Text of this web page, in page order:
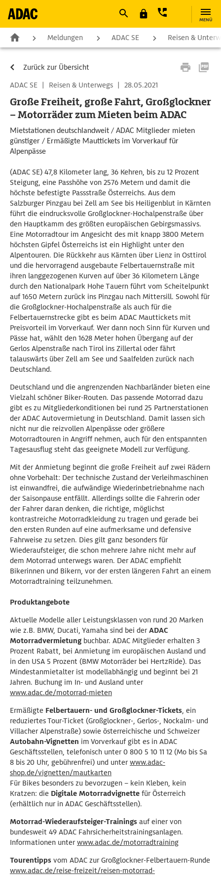
MENÜ
Meldungen ADAC SE Reisen &
Zurück zur Übersicht
ADAC SE | Reisen & Unterwegs | 28.05.2021
Große Freiheit, große Fahrt, Großglockner
– Motorräder zum Mieten beim ADAC
Mietstationen deutschlandweit / ADAC Mitglieder mieten
günstiger / Ermäßigte Mauttickets im Vorverkauf für
Alpenpässe
(ADAC SE) 47,8 Kilometer lang, 36 Kehren, bis zu 12 Prozent
Steigung, eine Passhöhe von 2576 Metern und damit die
höchste befestigte Passstraße Österreichs. Aus dem
Salzburger Pinzgau bei Zell am See bis Heiligenblut in Kärnten
führt die eindrucksvolle Großglockner-Hochalpenstraße über
den Hauptkamm des größten europäischen Gebirgsmassivs.
Eine Motorradtour im Angesicht des mit knapp 3800 Metern
höchsten Gipfel Österreichs ist ein Highlight unter den
Alpentouren. Die Rückkehr aus Kärnten über Lienz in Osttirol
und die hervorragend ausgebaute Felbertauernstraße mit
ihren langgezogenen Kurven auf über 36 Kilometern Länge
durch den Nationalpark Hohe Tauern führt vom Scheitelpunkt
auf 1650 Metern zurück ins Pinzgau nach Mittersill. Sowohl für
die Großglockner-Hochalpenstraße als auch für die
Felbertauernstrecke gibt es beim ADAC Mauttickets mit
Preisvorteil im Vorverkauf. Wer dann noch Sinn für Kurven und
Pässe hat, wählt den 1628 Meter hohen Übergang auf der
Gerlos Alpenstraße nach Tirol ins Zillertal oder fährt
talauswärts über Zell am See und Saalfelden zurück nach
Deutschland.
Deutschland und die angrenzenden Nachbarländer bieten eine
Vielzahl schöner Biker-Routen. Das passende Motorrad dazu
gibt es zu Mitgliederkonditionen bei rund 25 Partnerstationen
der ADAC Autovermietung in Deutschland. Damit lassen sich
nicht nur die reizvollen Alpenpässe oder größere
Motorradtouren in Angriff nehmen, auch für den entspannten
Tagesausflug steht das geeignete Modell zur Verfügung.
Mit der Anmietung beginnt die große Freiheit auf zwei Rädern
ohne Vorbehalt: Der technische Zustand der Verleihmaschinen
ist einwandfrei, die aufwändige Wiederinbetriebnahme nach
der Saisonpause entfällt. Allerdings sollte die Fahrerin oder
der Fahrer daran denken, die richtige, möglichst
kontrastreiche Motorradkleidung zu tragen und gerade bei
den ersten Runden auf eine aufmerksame und defensive
Fahrweise zu setzen. Dies gilt ganz besonders für
Wiederaufsteiger, die schon mehrere Jahre nicht mehr auf
dem Motorrad unterwegs waren. Der ADAC empfiehlt
Bikerinnen und Bikern, vor der ersten längeren Fahrt an einem
Motorradtraining teilzunehmen.
Produktangebote
Aktuelle Modelle aller Leistungsklassen von rund 20 Marken
wie z.B. BMW, Ducati, Yamaha sind bei derADAC
Motorradvermietungbuchbar. ADAC Mitglieder erhalten 3
Prozent Rabatt, bei Anmietung im europäischen Ausland und
in den USA 5 Prozent (BMW Motorräder bei HertzRide). Das
Mindestanmietalter ist modellabhängig und beginnt bei 21
Jahren. Buchung im In- und Ausland unter
www.adac.de/motorrad-mieten
Ermäßigte Felbertauern- und Großglockner-Tickets, ein
reduziertes Tour-Ticket (Großglockner-, Gerlos-, Nockalm- und
Villacher Alpenstraße) sowie österreichische und Schweizer
Autobahn-Vignetten im Vorverkauf gibt es in ADAC
Geschäftsstellen, telefonisch unter 0 800 5 10 11 12 (Mo bis Sa
8 bis 20 Uhr, gebührenfrei) und unterwww.adac-
shop.de/vignetten/mautkarten
Für Bikes besonders zu bevorzugen – kein Kleben, kein
Kratzen: die Digitale Motorradvignette für Österreich
(erhältlich nur in ADAC Geschäftsstellen).
Motorrad-Wiederaufsteiger-Trainings auf einer von
bundesweit 49 ADAC Fahrsicherheitstrainingsanlagen.
Informationen unterwww.adac.de/motorradtraining
Tourentipps vom ADAC zur Großglockner-Felbertauern-Runde
www.adac.de/reise-freizeit/reisen-motorrad-